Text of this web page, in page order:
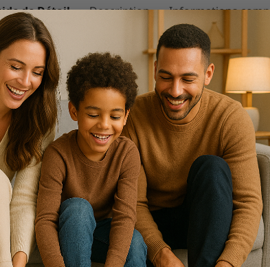
de Détail Description Informations
pointure pour vos
simples :
contre un mur.
le plus long.
et le trait (en cm).
:
Pointure EU
36–37
38–39
40–41